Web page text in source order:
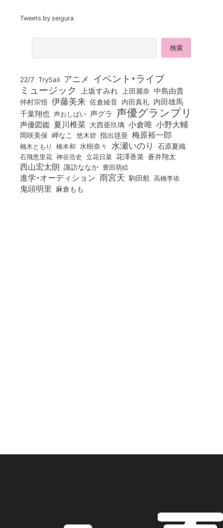
Tweets by seigura
22/7 TrySail アニメ イベント・ライブ
ミュージック 上坂すみれ 上田麗奈 中島由貴
仲村宗悟 伊藤美来 佐倉綾音 内田真礼 内田雄馬
千葉翔也 声おしばい 声グラ 声優グランプリ
声優図鑑 夏川椎菜 大西亜玖璃 小倉唯 小野大輔
岡咲美保 岬なこ 悠木碧 指出毬亜 梅原裕一郎
楠木ともり 橋本和 水樹奈々 水瀬いのり 石原夏織
石飛恵里花 神谷浩史 立花日菜 花澤香菜 蒼井翔太
西山宏太朗 諏訪ななか 豊田萌絵
進学・オーディション 雨宮天 駒田航 高橋李依
鬼頭明里 麻倉もも